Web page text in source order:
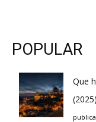
POPULAR
Que
(2025)